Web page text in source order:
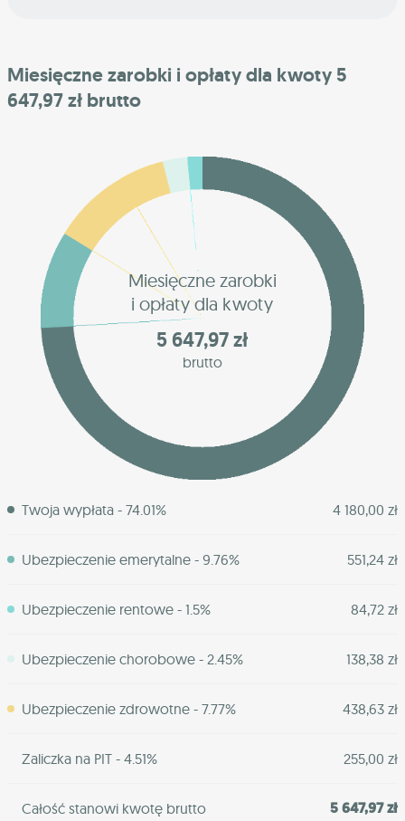
Miesięczne zarobki i opłaty dla kwoty 5
647,97 zł brutto
Miesięczne zarobki
i opłaty dla kwoty
5 647,97 zł
brutto
Twoja wypłata - 74.01% 4 180,00 zł
Ubezpieczenie emerytalne - 9.76% 551,24 zł
Ubezpieczenie rentowe - 1.5% 84,72 zł
Ubezpieczenie chorobowe - 2.45% 138,38 zł
Ubezpieczenie zdrowotne - 7.77% 438,63 zł
Zaliczka na PIT - 4.51% 255,00 zł
Całość stanowi kwotę brutto 5 647,97 zł